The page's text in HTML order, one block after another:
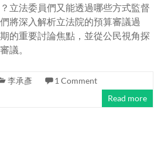
立法委員們又能透過哪些方式監督
將深入解析立法院的預算審議過
的重要討論焦點，並從公民視角探
議。
李承彥
1 Comment
Read more